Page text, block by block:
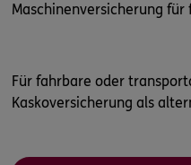
Maschinenversicherung für
Für fahrbare oder
Kaskoversicherung als